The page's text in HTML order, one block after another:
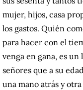
mujer, hijos, casa
los gastos. Quién
para hacer con el
venga en gana, es
señores que a su
una mano atrás y